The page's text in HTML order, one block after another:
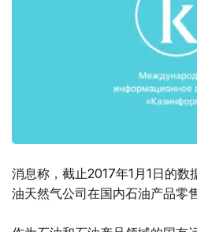
消息称，截止2017年1月1日的
油天然气公司在国内石油产品零